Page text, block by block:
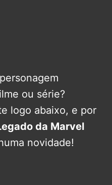
ou série?
logo abaixo, e por
da Marvel
novidade!